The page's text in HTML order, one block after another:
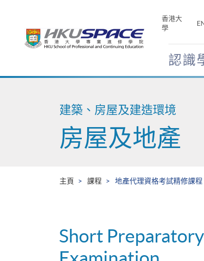
香港大
學
認識
Main
建築、房屋及建造環境
房屋及地產
主頁 課程 地產代理資格考試精修課程
Short